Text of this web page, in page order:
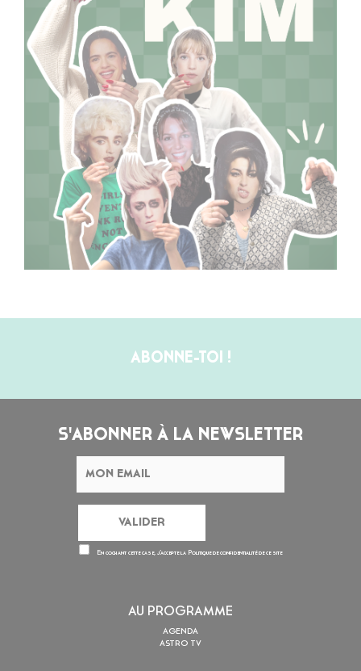
ABONNE-TOI !
S'ABONNER À LA NEWSLETTER
En cochant cette case, j’accepte la Politique de confidentialitéde ce site
AU PROGRAMME
AGENDA
ASTRO TV